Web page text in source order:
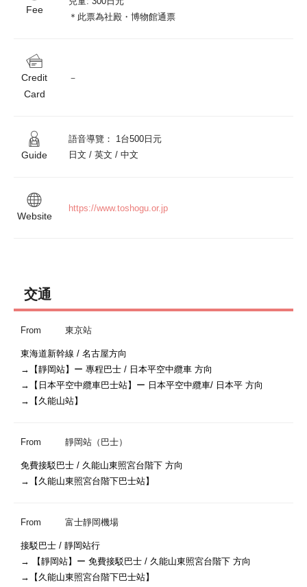
Fee
＊此票為社殿・博物館通票
Credit
Card
－
Guide
語音導覽： 1台500日元
日文 / 英文 / 中文
Website
https://www.toshogu.or.jp
交通
From 東京站
東海道新幹線 / 名古屋方向
→【靜岡站】ー 專程巴士 / 日本平空中纜車 方向
→【日本平空中纜車巴士站】ー 日本平空中纜車/ 日本平 方向
→【久能山站】
From 靜岡站（巴士）
免費接駁巴士 / 久能山東照宮台階下 方向
→【久能山東照宮台階下巴士站】
From 富士靜岡機場
接駁巴士 / 靜岡站行
→ 【靜岡站】ー 免費接駁巴士 / 久能山東照宮台階下 方向
→【久能山東照宮台階下巴士站】